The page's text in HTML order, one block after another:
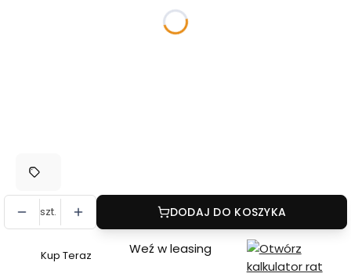
szt. DODAJ DO KOSZYKA
Szybki
Kup Teraz Weź w leasing